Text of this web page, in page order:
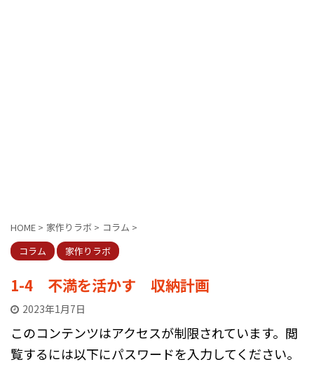
HOME > 家作りラボ > コラム >
コラム
家作りラボ
1-4 不満を活かす 収納計画
2023年1月7日
このコンテンツはアクセスが制限されています。閲
覧するには以下にパスワードを入力してください。